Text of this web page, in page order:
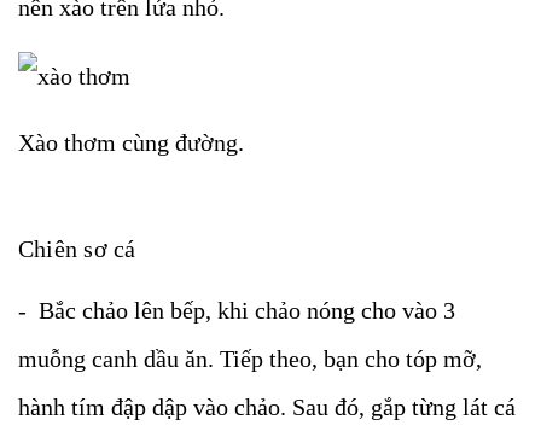
nên xào trên lửa nhỏ.
Xào thơm cùng đường.
Chiên sơ cá
- Bắc chảo lên bếp, khi chảo nóng cho vào 3
muỗng canh dầu ăn. Tiếp theo, bạn cho tóp mỡ,
hành tím đập dập vào chảo. Sau đó, gắp từng lát cá